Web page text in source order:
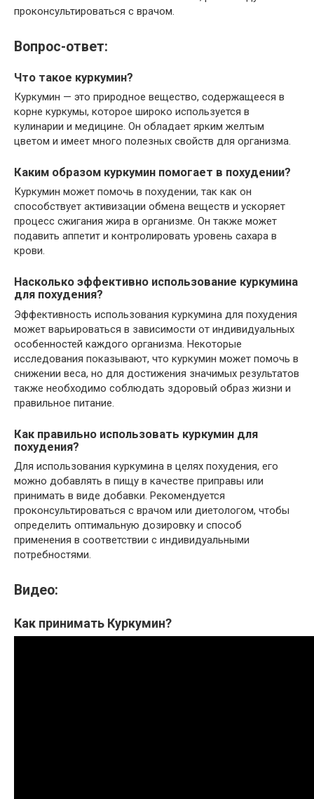
проконсультироваться с врачом.
Вопрос-ответ:
Что такое куркумин?
Куркумин — это природное вещество, содержащееся в
корне куркумы, которое широко используется в
кулинарии и медицине. Он обладает ярким желтым
цветом и имеет много полезных свойств для организма.
Каким образом куркумин помогает в похудении?
Куркумин может помочь в похудении, так как он
способствует активизации обмена веществ и ускоряет
процесс сжигания жира в организме. Он также может
подавить аппетит и контролировать уровень сахара в
крови.
Насколько эффективно использование куркумина
для похудения?
Эффективность использования куркумина для похудения
может варьироваться в зависимости от индивидуальных
особенностей каждого организма. Некоторые
исследования показывают, что куркумин может помочь в
снижении веса, но для достижения значимых результатов
также необходимо соблюдать здоровый образ жизни и
правильное питание.
Как правильно использовать куркумин для
похудения?
Для использования куркумина в целях похудения, его
можно добавлять в пищу в качестве приправы или
принимать в виде добавки. Рекомендуется
проконсультироваться с врачом или диетологом, чтобы
определить оптимальную дозировку и способ
применения в соответствии с индивидуальными
потребностями.
Видео:
Как принимать Куркумин?